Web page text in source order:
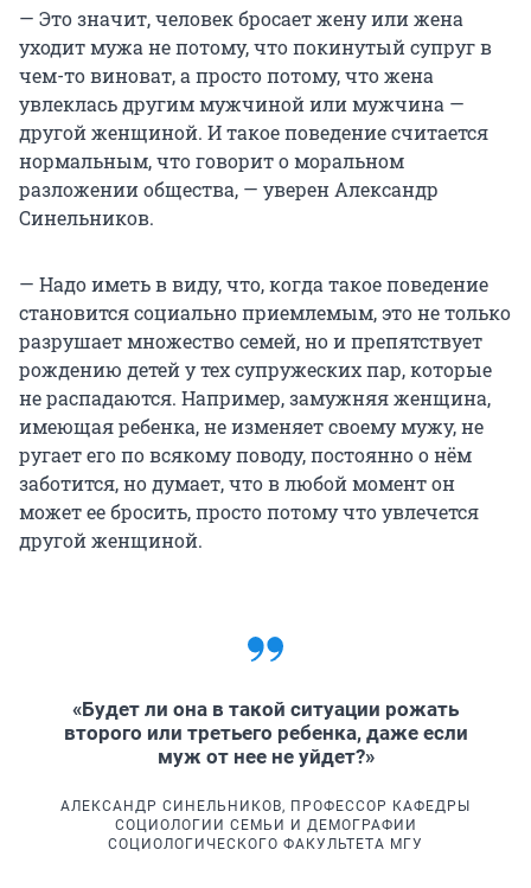
— Это значит, человек бросает жену или жена
уходит мужа не потому, что покинутый супруг в
чем-то виноват, а просто потому, что жена
увлеклась другим мужчиной или мужчина —
другой женщиной. И такое поведение считается
нормальным, что говорит о моральном
разложении общества, — уверен Александр
Синельников.
— Надо иметь в виду, что, когда такое поведение
становится социально приемлемым, это не только
разрушает множество семей, но и препятствует
рождению детей у тех супружеских пар, которые
не распадаются. Например, замужняя женщина,
имеющая ребенка, не изменяет своему мужу, не
ругает его по всякому поводу, постоянно о нём
заботится, но думает, что в любой момент он
может ее бросить, просто потому что увлечется
другой женщиной.
«Будет ли она в такой ситуации рожать
второго или третьего ребенка, даже если
муж от нее не уйдет?»
АЛЕКСАНДР СИНЕЛЬНИКОВ, ПРОФЕССОР КАФЕДРЫ
СОЦИОЛОГИИ СЕМЬИ И ДЕМОГРАФИИ
СОЦИОЛОГИЧЕСКОГО ФАКУЛЬТЕТА МГУ